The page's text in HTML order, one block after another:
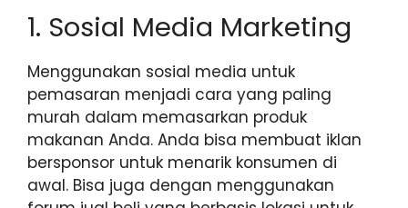
1. Sosial Media Marketing
Menggunakan sosial media untuk
pemasaran menjadi cara yang paling
murah dalam memasarkan produk
makanan Anda. Anda bisa membuat iklan
bersponsor untuk menarik konsumen di
awal. Bisa juga dengan menggunakan